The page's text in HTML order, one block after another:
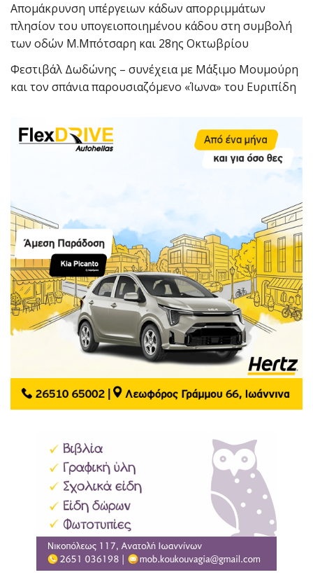
Απομάκρυνση υπέργειων κάδων απορριμμάτων
πλησίον του υπογειοποιημένου κάδου στη συμβολή
των οδών Μ.Μπότσαρη και 28ης Οκτωβρίου
Φεστιβάλ Δωδώνης – συνέχεια με Μάξιμο Μουμούρη
και τον σπάνια παρουσιαζόμενο «Ίωνα» του Ευριπίδη